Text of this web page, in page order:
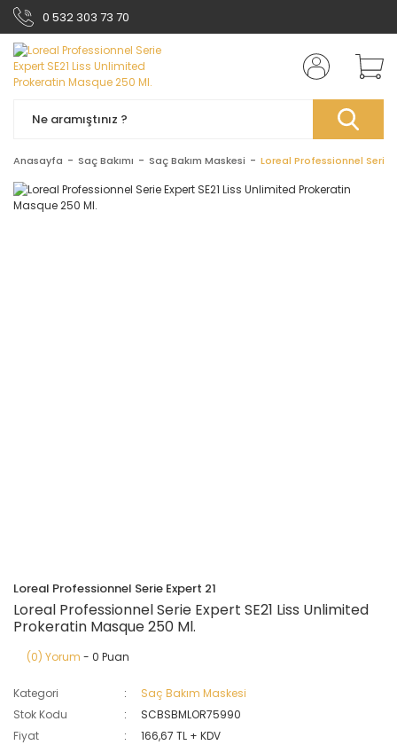
0 532 303 73 70
Anasayfa Saç Bakımı Saç Bakım Maskesi Loreal Professionnel Serie
Loreal Professionnel Serie Expert 21
Loreal Professionnel Serie Expert SE21 Liss Unlimited
Prokeratin Masque 250 Ml.
(0) Yorum - 0 Puan
Kategori
Saç Bakım Maskesi
Stok Kodu
SCBSBMLOR75990
Fiyat
166,67 TL + KDV